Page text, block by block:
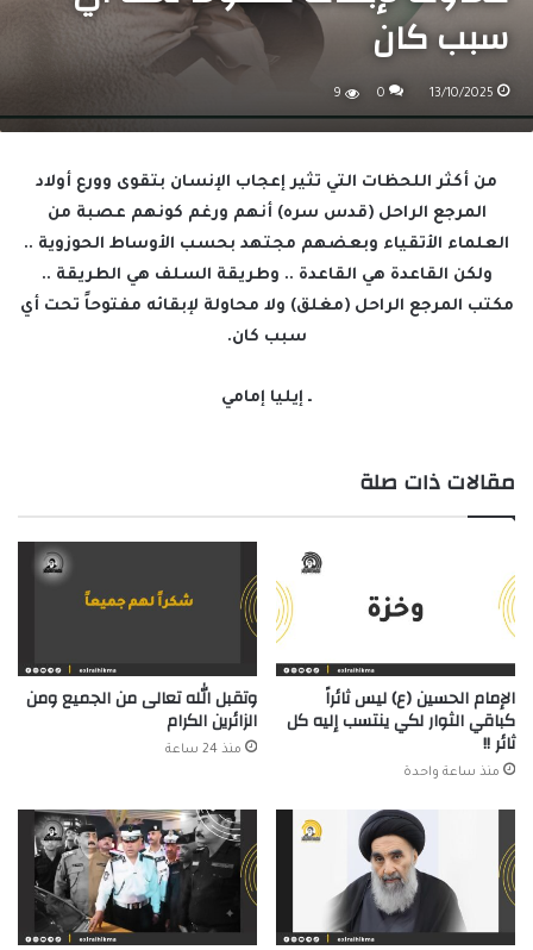
سبب كان
13/10/2025
0
9
من أكثر اللحظات التي تثير إعجاب الإنسان بتقوى وورع أولاد
المرجع الراحل (قدس سره) أنهم ورغم كونهم عصبة من
العلماء الأتقياء وبعضهم مجتهد بحسب الأوساط الحوزوية ..
ولكن القاعدة هي القاعدة .. وطريقة السلف هي الطريقة ..
مكتب المرجع الراحل (مغلق) ولا محاولة لإبقائه مفتوحاً تحت أي
سبب كان.
ـ إيليا إمامي
مقالات ذات صلة
الإمام الحسين (ع) ليس ثائراً
كباقي الثوار لكي ينتسب إليه كل
ثائر !!
منذ ساعة واحدة
وتقبل الله تعالى من الجميع ومن
الزائرين الكرام
منذ 24 ساعة